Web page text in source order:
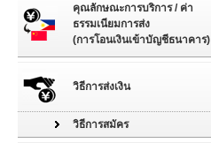
คุณลักษณะการบริการ / ค่า
ธรรมเนียมการส่ง
(การโอนเงินเข้าบัญชีธนาคาร)
วิธีการส่งเงิน
วิธีการสมัคร